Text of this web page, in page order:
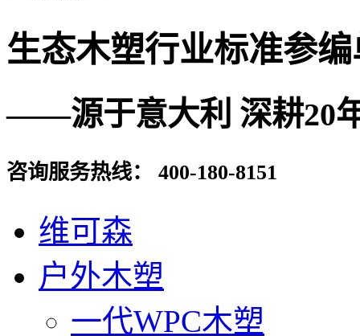
生态木塑行业标准参
——源于意大利 深耕
咨询服务热线： 400-180-8151
维可森
户外木塑
一代WPC木塑